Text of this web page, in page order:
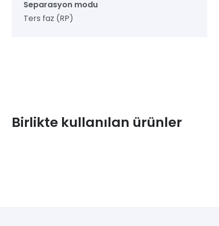
Separasyon modu
Ters faz (RP)
Birlikte kullanılan ürünler